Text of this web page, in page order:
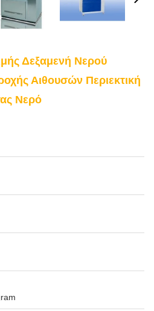
Δεξαμενή Νερού
Αιθουσών Περιεκτική
Νερό